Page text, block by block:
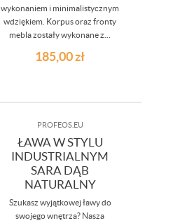
wykonaniem i minimalistycznym
wdziękiem. Korpus oraz fronty
mebla zostały wykonane z...
185,00zł
PROFEOS.EU
ŁAWA W STYLU
INDUSTRIALNYM
SARA DĄB
NATURALNY
Szukasz wyjątkowej ławy do
swojego wnętrza? Nasza